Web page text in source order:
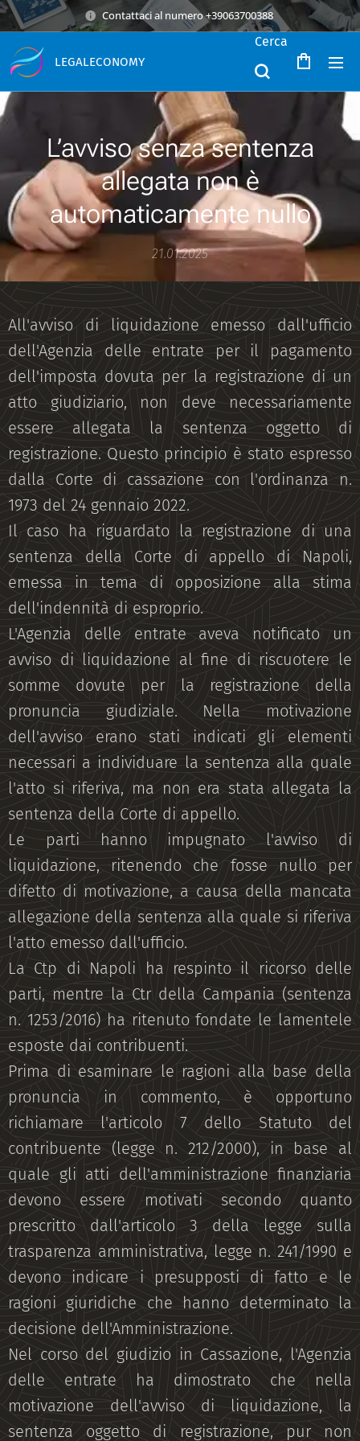
Contattaci al numero +39063700388
LEGALECONOMY
Cerca
L’avviso senza sentenza
allegata non è
automaticamente nullo
21.01.2025
All'avviso di liquidazione emesso dall'ufficio
dell'Agenzia delle entrate per il pagamento
dell'imposta dovuta per la registrazione di un
atto giudiziario, non deve necessariamente
essere allegata la sentenza oggetto di
registrazione. Questo principio è stato espresso
dalla Corte di cassazione con l'ordinanza n.
1973 del 24 gennaio 2022.
Il caso ha riguardato la registrazione di una
sentenza della Corte di appello di Napoli,
emessa in tema di opposizione alla stima
dell'indennità di esproprio.
L'Agenzia delle entrate aveva notificato un
avviso di liquidazione al fine di riscuotere le
somme dovute per la registrazione della
pronuncia giudiziale. Nella motivazione
dell'avviso erano stati indicati gli elementi
necessari a individuare la sentenza alla quale
l'atto si riferiva, ma non era stata allegata la
sentenza della Corte di appello.
Le parti hanno impugnato l'avviso di
liquidazione, ritenendo che fosse nullo per
difetto di motivazione, a causa della mancata
allegazione della sentenza alla quale si riferiva
l'atto emesso dall'ufficio.
La Ctp di Napoli ha respinto il ricorso delle
parti, mentre la Ctr della Campania (sentenza
n. 1253/2016) ha ritenuto fondate le lamentele
esposte dai contribuenti.
Prima di esaminare le ragioni alla base della
pronuncia in commento, è opportuno
richiamare l'articolo 7 dello Statuto del
contribuente (legge n. 212/2000), in base al
quale gli atti dell'amministrazione finanziaria
devono essere motivati secondo quanto
prescritto dall'articolo 3 della legge sulla
trasparenza amministrativa, legge n. 241/1990 e
devono indicare i presupposti di fatto e le
ragioni giuridiche che hanno determinato la
decisione dell'Amministrazione.
Nel corso del giudizio in Cassazione, l'Agenzia
delle entrate ha dimostrato che nella
motivazione dell'avviso di liquidazione, la
sentenza oggetto di registrazione, pur non